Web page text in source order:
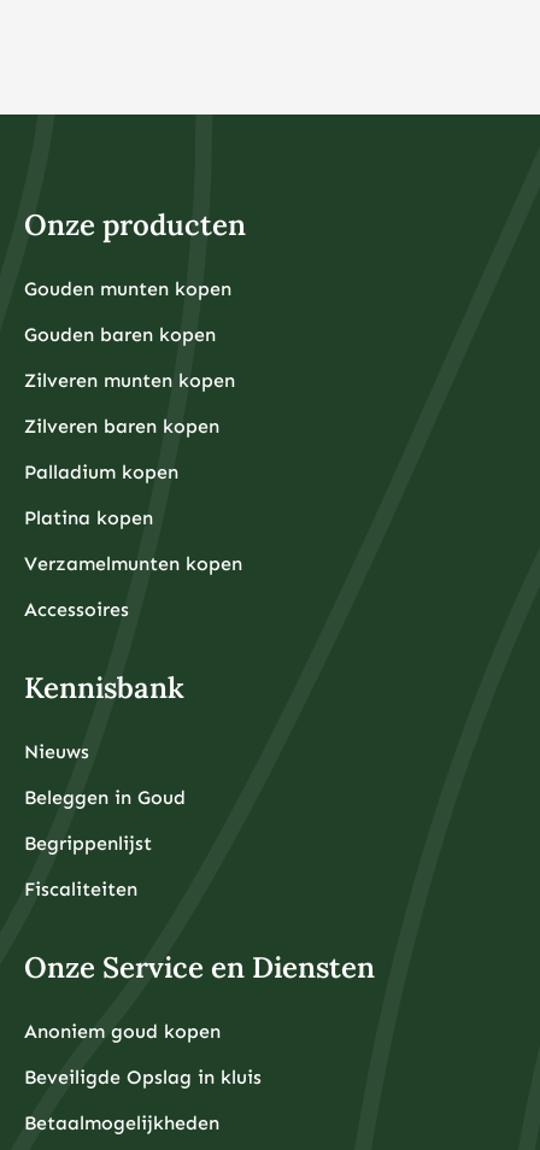
Onze producten
Gouden munten kopen
Gouden baren kopen
Zilveren munten kopen
Zilveren baren kopen
Palladium kopen
Platina kopen
Verzamelmunten kopen
Accessoires
Kennisbank
Nieuws
Beleggen in Goud
Begrippenlijst
Fiscaliteiten
Onze Service en Diensten
Anoniem goud kopen
Beveiligde Opslag in kluis
Betaalmogelijkheden